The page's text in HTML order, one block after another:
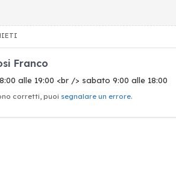
Franco
alle 19:00 <br /> sabato 9:00 alle 18:00
corretti, puoi segnalare un errore.